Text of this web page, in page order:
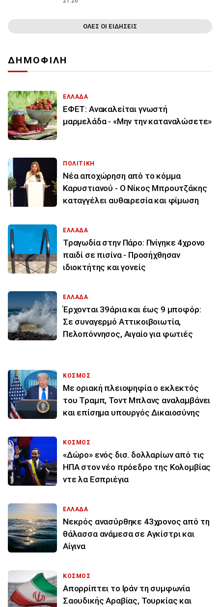
ΟΛΕΣ ΟΙ ΕΙΔΗΣΕΙΣ
ΔΗΜΟΦΙΛΗ
ΕΛΛΑΔΑ
ΕΦΕΤ: Ανακαλείται γνωστή
μαρμελάδα - «Μην την καταναλώσετε»
ΠΟΛΙΤΙΚΗ
Νέα αποχώρηση από το κόμμα
Καρυστιανού - Ο Νίκος Μπρουτζάκης
καταγγέλει αυθαιρεσία και φίμωση
ΕΛΛΑΔΑ
Τραγωδία στην Πάρο: Πνίγηκε 4χρονο
παιδί σε πισίνα - Προσήχθησαν
ιδιοκτήτης και γονείς
ΕΛΛΑΔΑ
Έρχονται 39άρια και έως 9 μποφόρ:
Σε συναγερμό Αττικοιβοιωτία,
Πελοπόννησος, Αιγαίο για φωτιές
ΚΟΣΜΟΣ
Με οριακή πλειοψηφία ο εκλεκτός
του Τραμπ, Τοντ Μπλανς αναλαμβάνει
και επίσημα υπουργός Δικαιοσύνης
ΚΟΣΜΟΣ
«Δώρο» ενός δισ. δολλαρίων από τις
ΗΠΑ στον νέο πρόεδρο της Κολομβίας
ντε λα Εσπριέγια
ΕΛΛΑΔΑ
Νεκρός ανασύρθηκε 43χρονος από τη
θάλασσα ανάμεσα σε Αγκίστρι και
Αίγινα
ΚΟΣΜΟΣ
Απορρίπτει το Ιράν τη συμφωνία
Σαουδικής Αραβίας, Τουρκίας και